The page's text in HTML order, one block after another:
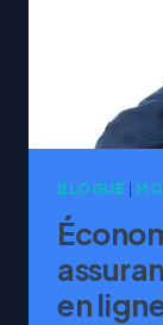
BLOGUE |
en